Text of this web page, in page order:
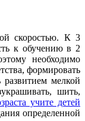
скоростью. К 3
к обучению в 2
необходимо
формировать
мелкой
шить,
учите детей
определенной